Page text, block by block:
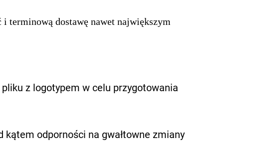
terminową dostawę nawet największym
z logotypem w celu przygotowania
kątem odporności na gwałtowne zmiany